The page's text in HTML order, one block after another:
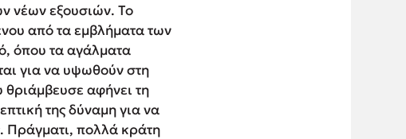
νέων εξουσιών. Το
από τα εμβλήματα των
όπου τα αγάλματα
για να υψωθούν στη
αφήνει τη
της δύναμη για να
Πράγματι, πολλά κράτη